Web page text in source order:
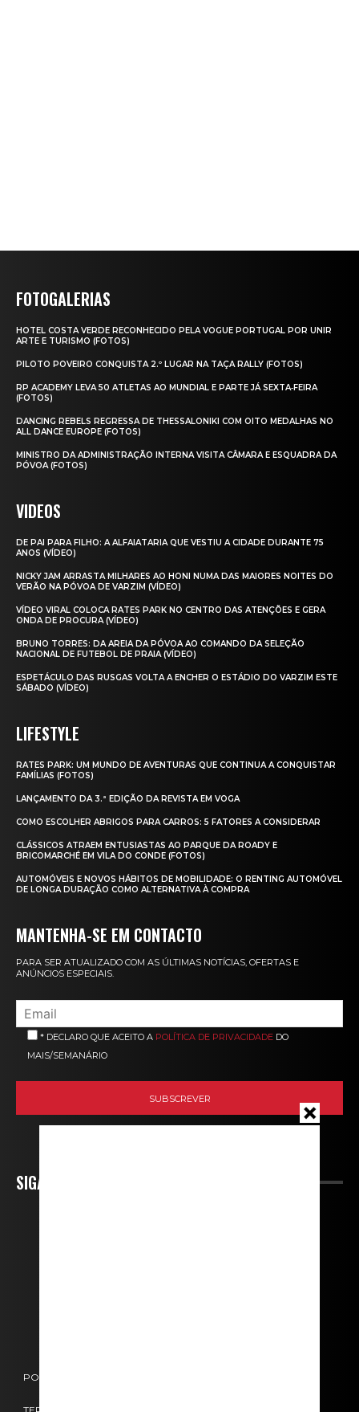
FOTOGALERIAS
HOTEL COSTA VERDE RECONHECIDO PELA VOGUE PORTUGAL POR UNIR
ARTE E TURISMO (FOTOS)
PILOTO POVEIRO CONQUISTA 2.º LUGAR NA TAÇA RALLY (FOTOS)
RP ACADEMY LEVA 50 ATLETAS AO MUNDIAL E PARTE JÁ SEXTA‑FEIRA
(FOTOS)
DANCING REBELS REGRESSA DE THESSALONIKI COM OITO MEDALHAS NO
ALL DANCE EUROPE (FOTOS)
MINISTRO DA ADMINISTRAÇÃO INTERNA VISITA CÂMARA E ESQUADRA DA
PÓVOA (FOTOS)
VIDEOS
DE PAI PARA FILHO: A ALFAIATARIA QUE VESTIU A CIDADE DURANTE 75
ANOS (VÍDEO)
NICKY JAM ARRASTA MILHARES AO HONI NUMA DAS MAIORES NOITES DO
VERÃO NA PÓVOA DE VARZIM (VÍDEO)
VÍDEO VIRAL COLOCA RATES PARK NO CENTRO DAS ATENÇÕES E GERA
ONDA DE PROCURA (VÍDEO)
BRUNO TORRES: DA AREIA DA PÓVOA AO COMANDO DA SELEÇÃO
NACIONAL DE FUTEBOL DE PRAIA (VÍDEO)
ESPETÁCULO DAS RUSGAS VOLTA A ENCHER O ESTÁDIO DO VARZIM ESTE
SÁBADO (VÍDEO)
LIFESTYLE
RATES PARK: UM MUNDO DE AVENTURAS QUE CONTINUA A CONQUISTAR
FAMÍLIAS (FOTOS)
LANÇAMENTO DA 3.ª EDIÇÃO DA REVISTA EM VOGA
COMO ESCOLHER ABRIGOS PARA CARROS: 5 FATORES A CONSIDERAR
CLÁSSICOS ATRAEM ENTUSIASTAS AO PARQUE DA ROADY E
BRICOMARCHÉ EM VILA DO CONDE (FOTOS)
AUTOMÓVEIS E NOVOS HÁBITOS DE MOBILIDADE: O RENTING AUTOMÓVEL
DE LONGA DURAÇÃO COMO ALTERNATIVA À COMPRA
MANTENHA-SE EM CONTACTO
PARA SER ATUALIZADO COM AS ÚLTIMAS NOTÍCIAS, OFERTAS E
ANÚNCIOS ESPECIAIS.
* DECLARO QUE ACEITO A POLÍTICA DE PRIVACIDADE DO
MAIS/SEMANÁRIO
SIGA-NOS
POLÍTICA DE COOKIES